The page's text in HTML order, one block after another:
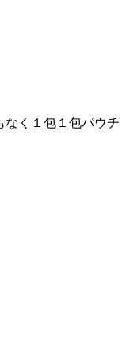
なく１包１包パウチ